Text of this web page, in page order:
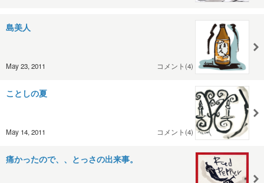
島美人
May 23, 2011 コメント(4)
ことしの夏
May 14, 2011 コメント(4)
痛かったので、、とっさの出来事。